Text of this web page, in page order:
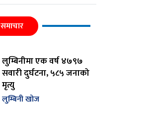
समाचार
लुम्बिनीमा एक वर्ष ४७९७
सवारी दुर्घटना, ५८५ जनाको
मृत्यु
लुम्बिनी खोज